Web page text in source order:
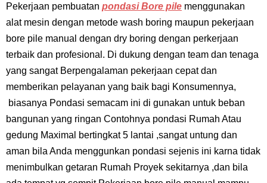
Pekerjaan pembuatan pondasi Bore pile menggunakan
alat mesin dengan metode wash boring maupun pekerjaan
bore pile manual dengan dry boring dengan perkerjaan
terbaik dan profesional. Di dukung dengan team dan tenaga
yang sangat Berpengalaman pekerjaan cepat dan
memberikan pelayanan yang baik bagi Konsumennya,
biasanya Pondasi semacam ini di gunakan untuk beban
bangunan yang ringan Contohnya pondasi Rumah Atau
gedung Maximal bertingkat 5 lantai ,sangat untung dan
aman bila Anda menggunkan pondasi sejenis ini karna tidak
menimbulkan getaran Rumah Proyek sekitarnya ,dan bila